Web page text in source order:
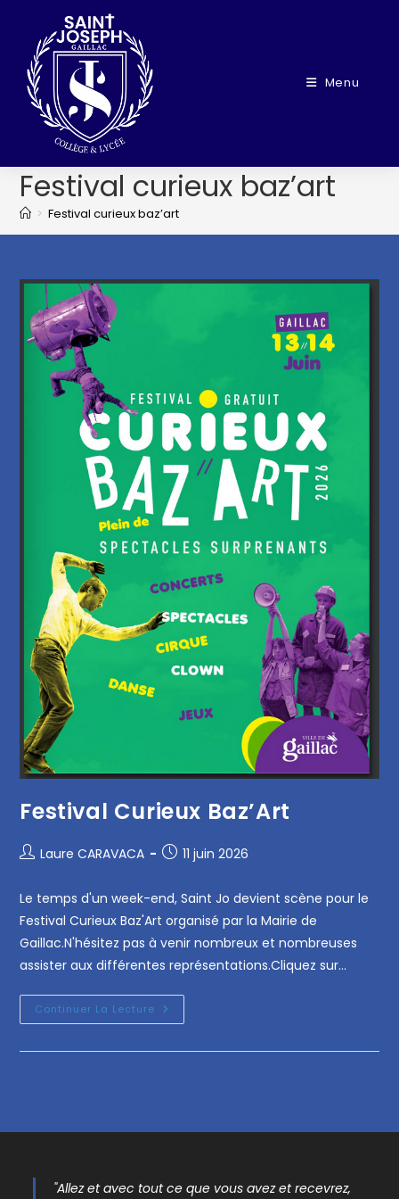
Menu
Festival curieux baz’art
> Festival curieux baz’art
Festival Curieux Baz’Art
Laure CARAVACA 11 juin 2026
Le temps d'un week-end, Saint Jo devient scène pour le
Festival Curieux Baz'Art organisé par la Mairie de
Gaillac.N'hésitez pas à venir nombreux et nombreuses
assister aux différentes représentations.Cliquez sur…
Continuer La Lecture
"Allez et avec tout ce que vous avez et recevrez,